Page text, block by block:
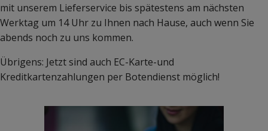
mit unserem Lieferservice bis spätestens am nächsten
Werktag um 14 Uhr zu Ihnen nach Hause, auch wenn Sie
abends noch zu uns kommen.
Übrigens: Jetzt sind auch EC-Karte-und
Kreditkartenzahlungen per Botendienst möglich!